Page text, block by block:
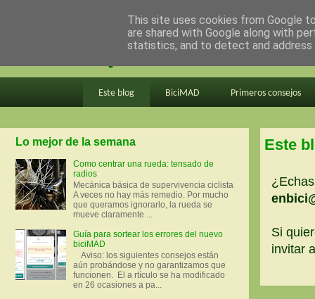
en bici por madrid
Este blog BiciMAD Primeros consejos
Este
Si
invitar
Lo mejor de la semana
Como centrar una rueda: tensado de
radios
Mecánica básica de supervivencia ciclista
A veces no hay más remedio. Por mucho
que queramos ignorarlo, la rueda se
mueve claramente ...
Guía para sortear los errores del nuevo
biciMAD
Aviso: los siguientes consejos están
aún probándose y no garantizamos que
funcionen. El a rtículo se ha modificado
en 26 ocasiones a pa...
This site uses cookies from Google
are shared with Google along with
statistics, and to detect and address